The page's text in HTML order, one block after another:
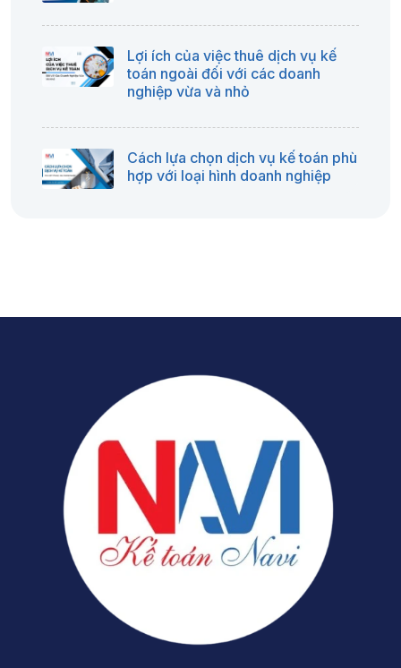
Lợi ích của việc thuê dịch vụ kế
toán ngoài đối với các doanh
nghiệp vừa và nhỏ
Cách lựa chọn dịch vụ kế toán phù
hợp với loại hình doanh nghiệp